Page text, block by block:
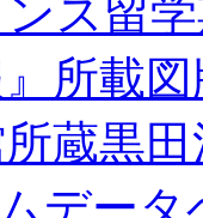
ス留
』所載
蔵黒
データ